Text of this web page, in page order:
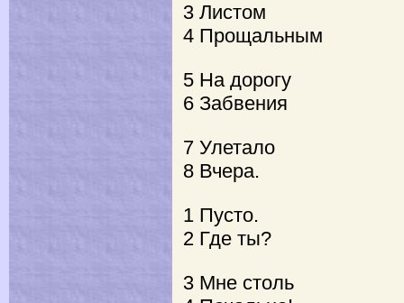
3 Листом
4 Прощальным
5 На дорогу
6 Забвения
7 Улетало
8 Вчера.
1 Пусто.
2 Где ты?
3 Мне столь